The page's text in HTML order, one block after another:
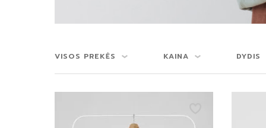
VISOS PREKĖS KAINA
0€
DYDIS